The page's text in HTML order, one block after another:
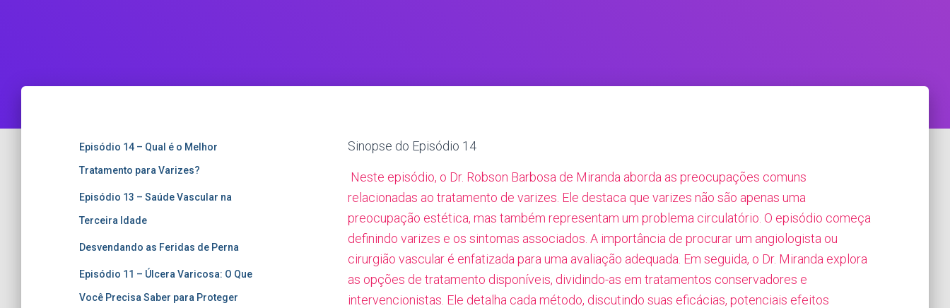
Episódio 14 – Qual é o Melhor
Tratamento para Varizes?
Episódio 13 – Saúde Vascular na
Terceira Idade
Desvendando as Feridas de Perna
Episódio 11 – Úlcera Varicosa: O Que
Você Precisa Saber para Proteger
Sinopse do Episódio 14
Neste episódio, o Dr. Robson Barbosa de Miranda aborda as preocupações comuns
relacionadas ao tratamento de varizes. Ele destaca que varizes não são apenas uma
preocupação estética, mas também representam um problema circulatório. O episódio começa
definindo varizes e os sintomas associados. A importância de procurar um angiologista ou
cirurgião vascular é enfatizada para uma avaliação adequada. Em seguida, o Dr. Miranda explora
as opções de tratamento disponíveis, dividindo-as em tratamentos conservadores e
intervencionistas. Ele detalha cada método, discutindo suas eficácias, potenciais efeitos